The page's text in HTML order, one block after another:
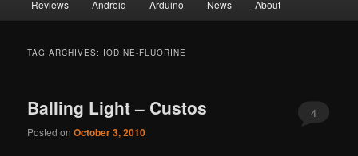
Reviews Android Arduino News About
TAG ARCHIVES: IODINE-FLUORINE
Balling Light – Custos
Posted onOctober 3, 2010
4